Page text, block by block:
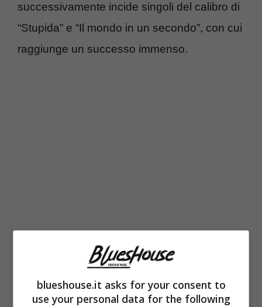
successivamente incide singoli del calibro di
“Stupida” e “Il mondo in un secondo”, con cui
raggiunge un successo immenso.
Anno dopo anno, la cantante sforna hit da
record, conquistando sempre più consensi,
collaborando con artisti importanti, tra i quali
blueshouse.it asks for your consent to
use your personal data for the following